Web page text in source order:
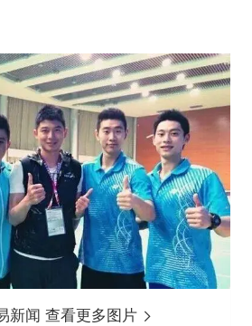
新闻 查看更多图片